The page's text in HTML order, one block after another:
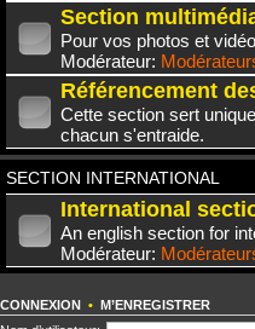
Section
Pour vos photos et
Modérateur:
Référencement
Cette section sert
chacun s'entraide.
SECTION INTERNATIONAL
International
An english section for
Modérateur:
CONNEXION • M’ENREGISTRER